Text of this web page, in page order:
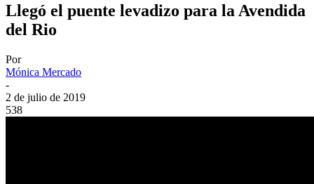
Llegó el puente levadizo para la Avendida
del Rio
Por
Mónica Mercado
-
2 de julio de 2019
538